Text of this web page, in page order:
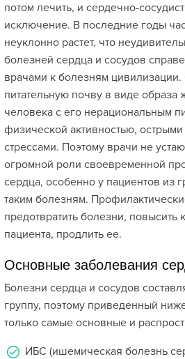
потом лечить, и сердечно-
исключение. В последние годы
неуклонно растет, что
болезней сердца и сосудов
врачами к болезням цивилизации.
питательную почву в виде образа
человека с его нерациональным
физической активностью,
стрессами. Поэтому врачи не
огромной роли своевременной
сердца, особенно у пациентов из
таким болезням.
предотвратить болезни, повысить
пациента, продлить ее.
Основные заболевания
Болезни сердца и сосудов
группу, поэтому приведенный
только самые основные и
ИБС (ишемическая болезнь